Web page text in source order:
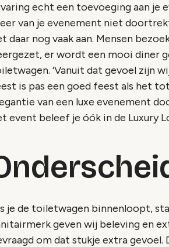
echt een toevoeging aan je
van je evenement niet
daar nog vaak aan. Mensen
er wordt een mooi diner
‘Vanuit dat gevoel zijn
is pas een goed feest als het
van een luxe evenement
event beleef je óók in de Luxury
je de toiletwagen binnenloopt,
geven wij beleving en
om dat stukje extra